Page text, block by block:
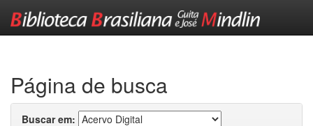
Página de busca
Buscar em: